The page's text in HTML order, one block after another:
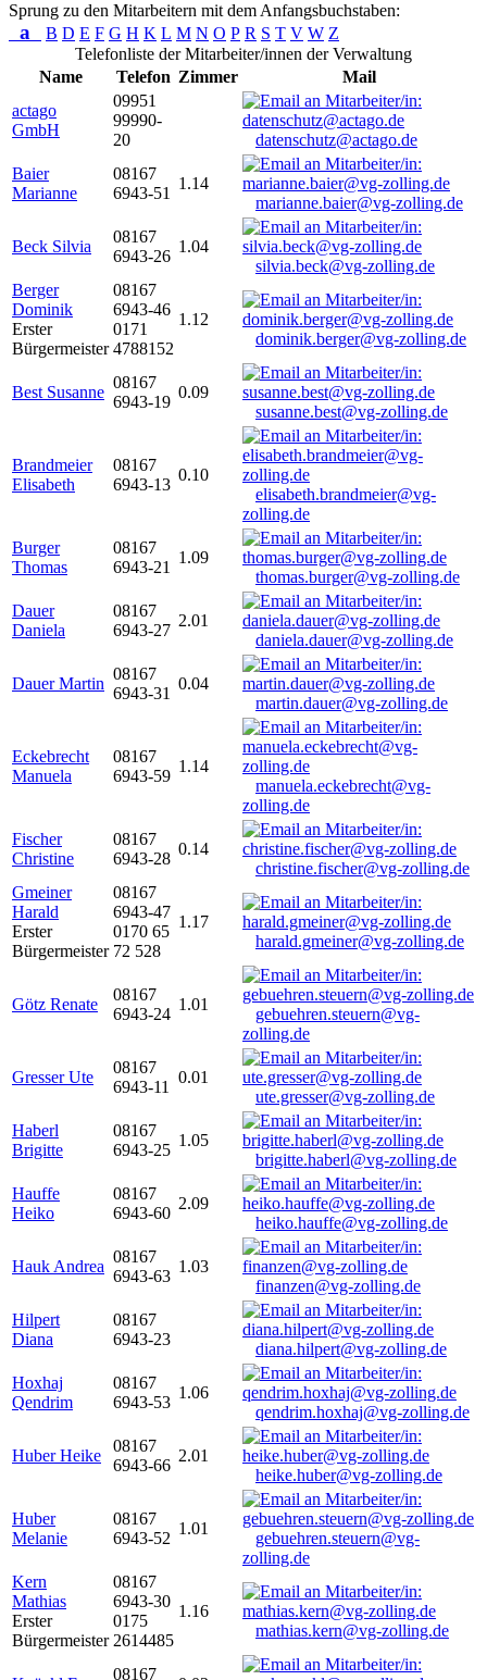
Sprung zu den Mitarbeitern mit dem Anfangsbuchstaben:
a B D E F G H K L M N O P R S T V W Z
Telefonliste der Mitarbeiter/innen der Verwaltung
Name
Telefon Zimmer
Mail
actago
GmbH
09951
99990-
20
datenschutz@actago.de
Baier
Marianne
08167
6943-51
1.14
marianne.baier@vg-zolling.de
Beck Silvia
08167
6943-26
1.04
silvia.beck@vg-zolling.de
Berger
Dominik
Erster
Bürgermeister
08167
6943-46
0171
4788152
1.12
dominik.berger@vg-zolling.de
Best Susanne
08167
6943-19
0.09
susanne.best@vg-zolling.de
Brandmeier
Elisabeth
08167
6943-13
0.10
elisabeth.brandmeier@vg-
zolling.de
Burger
Thomas
08167
6943-21
1.09
thomas.burger@vg-zolling.de
Dauer
Daniela
08167
6943-27
2.01
daniela.dauer@vg-zolling.de
Dauer Martin
08167
6943-31
0.04
martin.dauer@vg-zolling.de
Eckebrecht
Manuela
08167
6943-59
1.14
manuela.eckebrecht@vg-
zolling.de
Fischer
Christine
08167
6943-28
0.14
christine.fischer@vg-zolling.de
Gmeiner
Harald
Erster
Bürgermeister
08167
6943-47
0170 65
72 528
1.17
harald.gmeiner@vg-zolling.de
Götz Renate
08167
6943-24
1.01
gebuehren.steuern@vg-
zolling.de
Gresser Ute
08167
6943-11
0.01
ute.gresser@vg-zolling.de
Haberl
Brigitte
08167
6943-25
1.05
brigitte.haberl@vg-zolling.de
Hauffe
Heiko
08167
6943-60
2.09
heiko.hauffe@vg-zolling.de
Hauk Andrea
08167
6943-63
1.03
finanzen@vg-zolling.de
Hilpert
Diana
08167
6943-23
diana.hilpert@vg-zolling.de
Hoxhaj
Qendrim
08167
6943-53
1.06
qendrim.hoxhaj@vg-zolling.de
Huber Heike
08167
6943-66
2.01
heike.huber@vg-zolling.de
Huber
Melanie
08167
6943-52
1.01
gebuehren.steuern@vg-
zolling.de
Kern
Mathias
Erster
Bürgermeister
08167
6943-30
0175
2614485
1.16
mathias.kern@vg-zolling.de
08167